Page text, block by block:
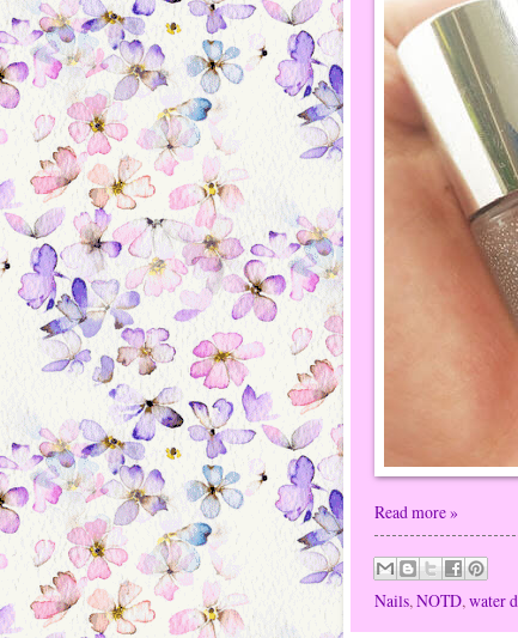
Read more »
Nails, NOTD, water